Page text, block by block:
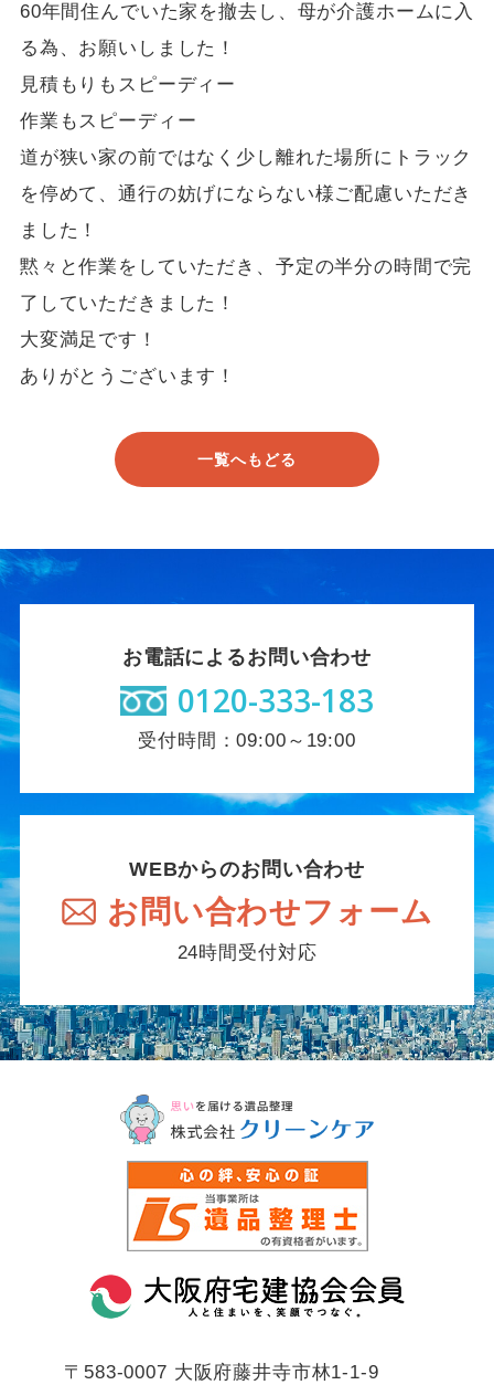
60年間住んでいた家を撤去し、母が介護ホームに入
る為、お願いしました！
見積もりもスピーディー
作業もスピーディー
道が狭い家の前ではなく少し離れた場所にトラック
を停めて、通行の妨げにならない様ご配慮いただき
ました！
黙々と作業をしていただき、予定の半分の時間で完
了していただきました！
大変満足です！
ありがとうございます！
一覧へもどる
お電話によるお問い合わせ
0120-333-183
受付時間：09:00～19:00
WEBからのお問い合わせ
お問い合わせフォーム
24時間受付対応
〒583-0007 大阪府藤井寺市林1-1-9